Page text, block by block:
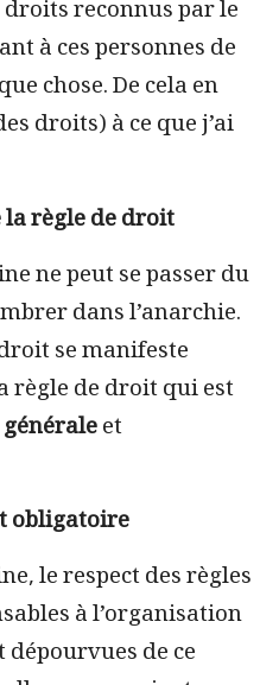
reconnus par le
à ces personnes de
chose. De cela en
droits) à ce que j’ai
la règle de droit
ne peut se passer du
dans l’anarchie.
se manifeste
règle de droit qui est
généraleet
obligatoire
le respect des règles
à l’organisation
dépourvues de ce